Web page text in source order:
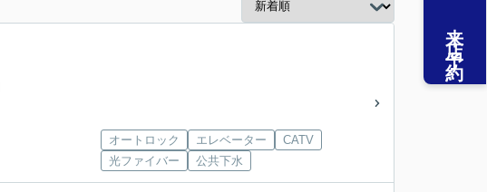
オートロック エレベーター
CATV
光ファイバー
公共下水
来店予約